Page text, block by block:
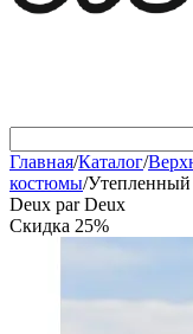
Главная/Каталог/
костюмы/Утепленный
Deux par Deux
Скидка 25%